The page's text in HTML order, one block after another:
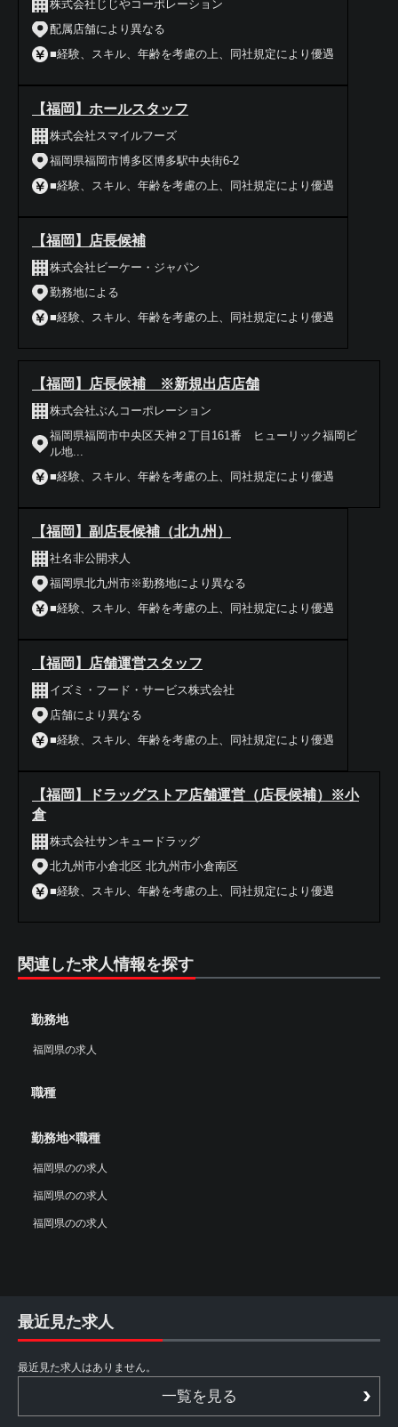
株式会社じじやコーポレーション
配属店舗により異なる
■経験、スキル、年齢を考慮の上、同社規定により優遇
【福岡】ホールスタッフ
株式会社スマイルフーズ
福岡県福岡市博多区博多駅中央街6-2
■経験、スキル、年齢を考慮の上、同社規定により優遇
【福岡】店長候補
株式会社ビーケー・ジャパン
勤務地による
■経験、スキル、年齢を考慮の上、同社規定により優遇
【福岡】店長候補 ※新規出店店舗
株式会社ぶんコーポレーション
福岡県福岡市中央区天神２丁目161番 ヒューリック福岡ビ
ル地...
■経験、スキル、年齢を考慮の上、同社規定により優遇
【福岡】副店長候補（北九州）
社名非公開求人
福岡県北九州市※勤務地により異なる
■経験、スキル、年齢を考慮の上、同社規定により優遇
【福岡】店舗運営スタッフ
イズミ・フード・サービス株式会社
店舗により異なる
■経験、スキル、年齢を考慮の上、同社規定により優遇
【福岡】ドラッグストア店舗運営（店長候補）※小
倉
株式会社サンキュードラッグ
北九州市小倉北区 北九州市小倉南区
■経験、スキル、年齢を考慮の上、同社規定により優遇
関連した求人情報を探す
勤務地
福岡県の求人
職種
勤務地×職種
福岡県のの求人
福岡県のの求人
福岡県のの求人
最近見た求人
最近見た求人はありません。
一覧を見る